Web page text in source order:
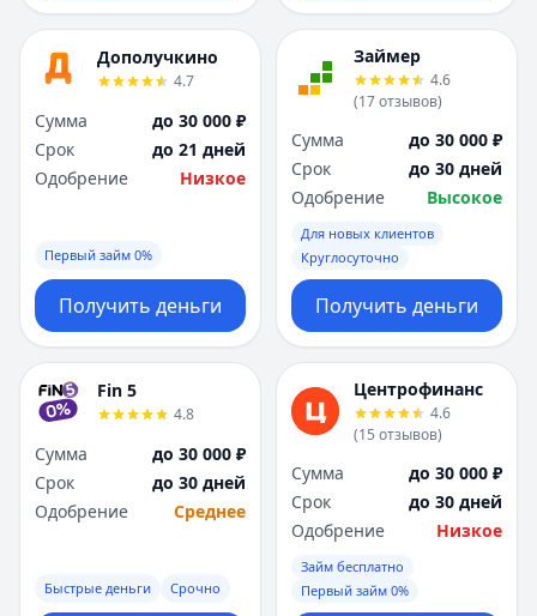
Дополучкино
4.7
Сумма
до 30 000 ₽
Срок
до 21 дней
Одобрение
Низкое
Первый займ 0%
Получить деньги
Займер
4.6
(17отзывов)
Сумма
до 30 000 ₽
Срок
до 30 дней
Одобрение
Высокое
Для новых клиентов
Круглосуточно
Получить деньги
Fin 5
4.8
Сумма
до 30 000 ₽
Срок
до 30 дней
Одобрение
Среднее
Быстрые деньги Срочно
Центрофинанс
4.6
(15 отзывов)
Сумма
до 30 000 ₽
Срок
до 30 дней
Одобрение
Низкое
Займ бесплатно
Первый займ 0%